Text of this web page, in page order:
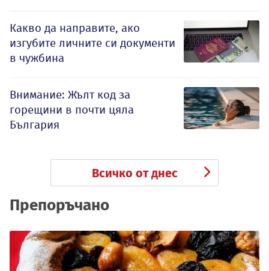
Какво да направите, ако
изгубите личните си документи
в чужбина
Внимание: Жълт код за
горещини в почти цяла
България
Всичко от днес
Препоръчано